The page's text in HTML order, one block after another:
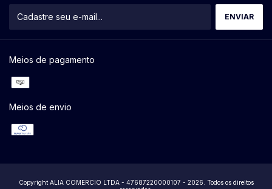
Meios de pagamento
Meios de envio
Copyright ALIA COMERCIO LTDA - 47687220000107 - 2026. Todos os direitos